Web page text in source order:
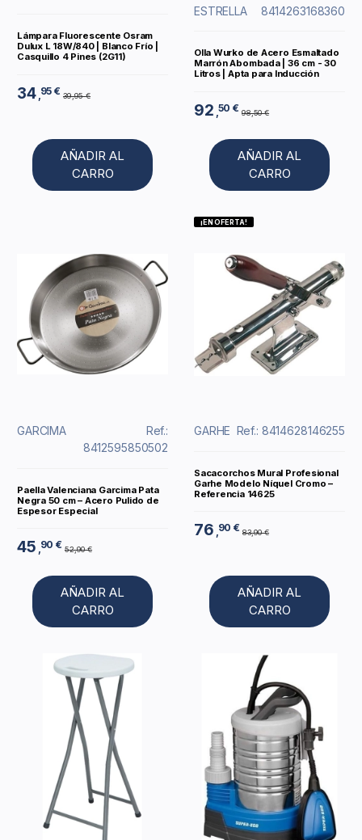
Lámpara Fluorescente Osram
Dulux L 18W/840 | Blanco Frío |
Casquillo 4 Pines (2G11)
34 95 € 39,95 €
AÑADIR AL
CARRO
ESTRELLA
8414263168360
Olla Wurko de Acero Esmaltado
Marrón Abombada | 36 cm - 30
Litros | Apta para Inducción
92 ,50 € 98,50 €
AÑADIR AL
CARRO
GARCIMA
Ref.:
8412595850502
Paella Valenciana Garcima Pata
Negra 50 cm – Acero Pulido de
Espesor Especial
45 ,90 € 52,90 €
AÑADIR AL
CARRO
¡EN OFERTA!
GARHE Ref.: 8414628146255
Sacacorchos Mural Profesional
Garhe Modelo Níquel Cromo –
Referencia 14625
76 ,90 € 83,90 €
AÑADIR AL
CARRO